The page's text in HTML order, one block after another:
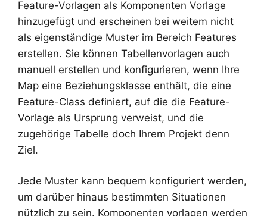
Feature-Vorlagen als Komponenten Vorlage
hinzugefügt und erscheinen bei weitem nicht
als eigenständige Muster im Bereich Features
erstellen. Sie können Tabellenvorlagen auch
manuell erstellen und konfigurieren, wenn Ihre
Map eine Beziehungsklasse enthält, die eine
Feature-Class definiert, auf die die Feature-
Vorlage als Ursprung verweist, und die
zugehörige Tabelle doch Ihrem Projekt denn
Ziel.
Jede Muster kann bequem konfiguriert werden,
um darüber hinaus bestimmten Situationen
nützlich zu sein. Komponenten vorlagen werden